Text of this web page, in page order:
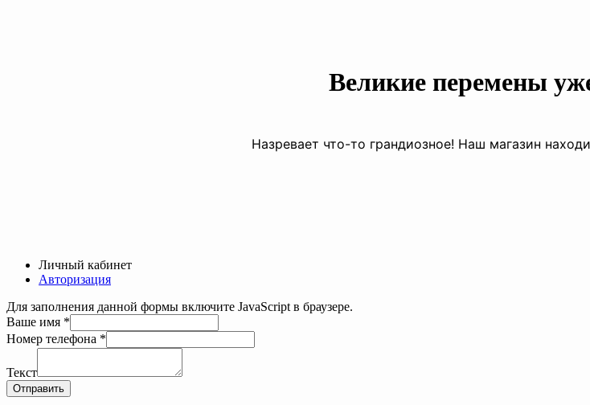
Великие перемены
Назревает что-то грандиозное! Наш магазин
Личный кабинет
Авторизация
Для заполнения данной формы включите JavaScript в браузере.
Номер
Текст
Ваше имя *
Номер телефона *
Текст
Отправить